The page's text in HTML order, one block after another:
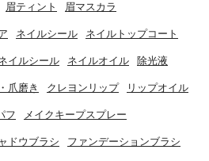
眉ティント 眉マスカラ
ネイルシール ネイルトップコート
イルシール ネイルオイル 除光液
爪磨き クレヨンリップ リップオイル
フ メイクキープスプレー
ドウブラシ ファンデーションブラシ